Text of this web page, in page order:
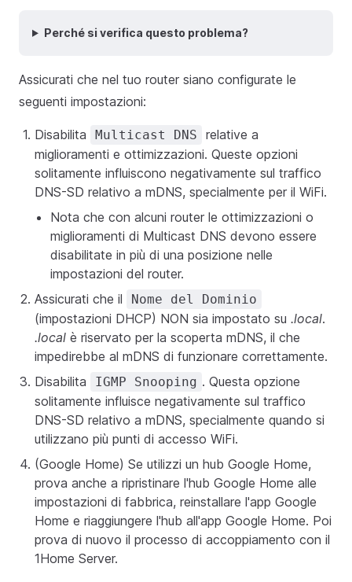
Perché si verifica questo problema?
Assicurati che nel tuo router siano configurate le
seguenti impostazioni:
Disabilita Multicast DNS
relative a
miglioramenti e ottimizzazioni. Queste opzioni
solitamente influiscono negativamente sul traffico
DNS-SD relativo a mDNS, specialmente per il WiFi.
Nota che con alcuni router le ottimizzazioni o
miglioramenti di Multicast DNS devono essere
disabilitate in più di una posizione nelle
impostazioni del router.
Assicurati che il
Nome del Dominio
(impostazioni DHCP) NON sia impostato su .local.
.local è riservato per la scoperta mDNS, il che
impedirebbe al mDNS di funzionare correttamente.
Disabilita
IGMP Snooping . Questa opzione
solitamente influisce negativamente sul traffico
DNS-SD relativo a mDNS, specialmente quando si
utilizzano più punti di accesso WiFi.
(Google Home) Se utilizzi un hub Google Home,
prova anche a ripristinare l'hub Google Home alle
impostazioni di fabbrica, reinstallare l'app Google
Home e riaggiungere l'hub all'app Google Home. Poi
prova di nuovo il processo di accoppiamento con il
1Home Server.